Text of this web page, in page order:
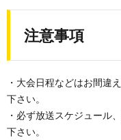
注意事項
・大会日程などはお間違
下さい。
・必ず放送スケジュール
下さい。